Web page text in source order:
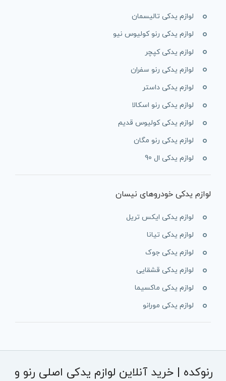
لوازم یدکی تالیسمان
لوازم یدکی رنو کولیوس نیو
لوازم یدکی کپچر
لوازم یدکی رنو سفران
لوازم یدکی داستر
لوازم یدکی رنو اسکالا
لوازم یدکی کولیوس قدیم
لوازم یدکی رنو مگان
لوازم یدکی ال 90
لوازم یدکی خودروهای نیسان
لوازم یدکی ایکس تریل
لوازم یدکی تیانا
لوازم یدکی جوک
لوازم یدکی قشقایی
لوازم یدکی ماکسیما
لوازم یدکی مورانو
رنوکده | خرید آنلاین لوازم یدکی اصلی رنو و